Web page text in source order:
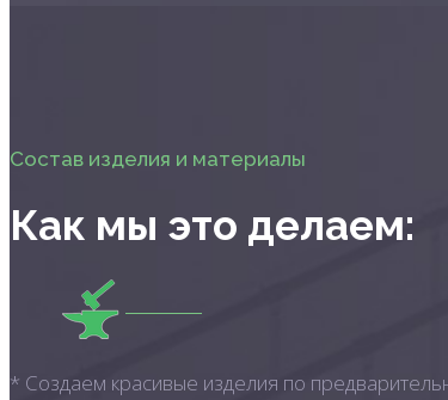
Состав изделия и материалы
Как мы это делаем:
* Создаем красивые изделия по